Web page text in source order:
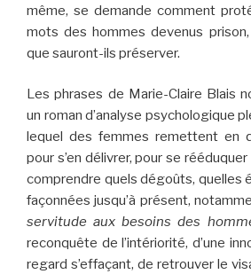
même, se demande comment
mots des hommes devenus
que sauront-ils préserver.
Les phrases de Marie-Claire Blais
un roman d’analyse psychologique
lequel des femmes remettent en
pour s’en délivrer, pour se
comprendre quels dégoûts, quelles
façonnées jusqu’à présent,
servitude aux besoins des
reconquête de l’intériorité, d’une
regard s’effaçant, de retrouver le